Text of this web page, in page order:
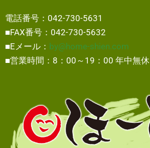
電話番号：042-730-5631
■FAX番号：042-730-5632
■Eメール： by@home-shien.com
■営業時間：8：00～19：00 年中無休